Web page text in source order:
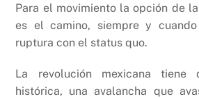
Para el movimiento la opción de
es el camino, siempre y
ruptura con el status quo.
La revolución mexicana tiene
histórica, una avalancha que